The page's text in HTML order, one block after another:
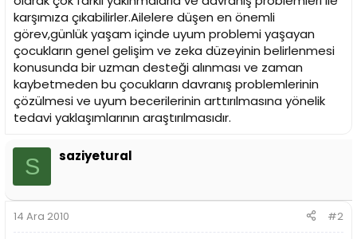
karşımıza çıkabilirler.Ailelere düşen en önemli
görev,günlük yaşam içinde uyum problemi yaşayan
çocukların genel gelişim ve zeka düzeyinin belirlenmesi
konusunda bir uzman desteği alınması ve zaman
kaybetmeden bu çocukların davranış problemlerinin
çözülmesi ve uyum becerilerinin arttırılmasına yönelik
tedavi yaklaşımlarının araştırılmasıdır.
S saziyetural
14 Ara 2010 #2